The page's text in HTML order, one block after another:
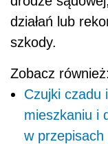
działań lub
szkody.
Zobacz również:
Czujki czadu
mieszkaniu i
w